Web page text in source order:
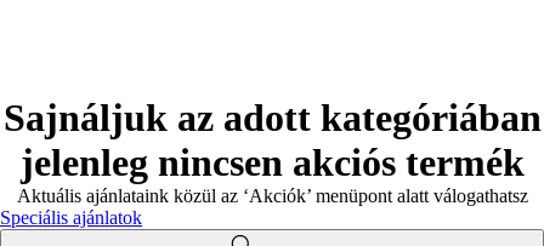
Sajnáljuk az adott kategóriában
jelenleg nincsen akciós termék
Aktuális ajánlataink közül az ‘Akciók’ menüpont alatt válogathatsz
Speciális ajánlatok